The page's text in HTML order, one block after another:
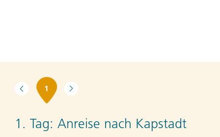
1
1. Tag: Anreise nach Kapstadt